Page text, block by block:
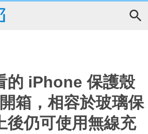
的 iPhone 保護殼
箱，相容於玻璃保
後仍可使用無線充